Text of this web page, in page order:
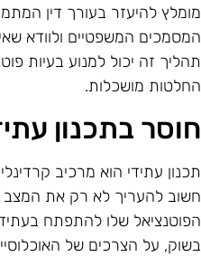
להיעזר בעורך דין
המשפטיים ולוודא
זה יכול למנוע בעיות
מושכלות.
בתכנון
עתידי הוא מרכיב
להעריך לא רק את המצב
שלו להתפתח
על הצרכים של